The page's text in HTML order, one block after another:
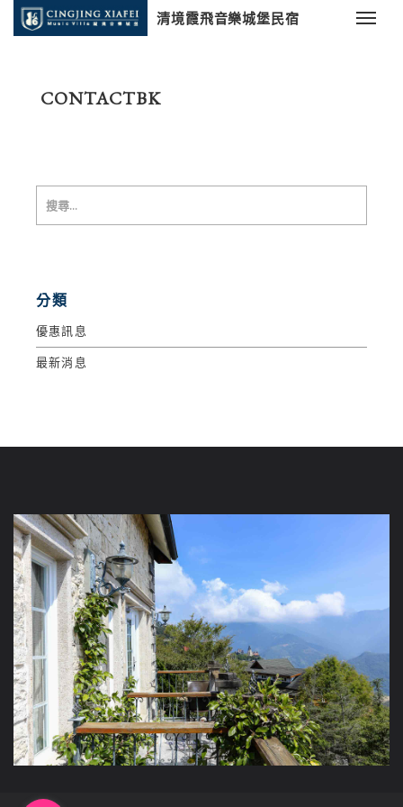
清境霞飛音樂城堡民宿
CONTACTBK
分類
優惠訊息
最新消息